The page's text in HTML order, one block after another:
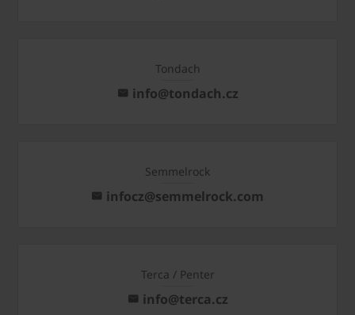
Tondach
info@tondach.cz
Semmelrock
infocz@semmelrock.com
Terca / Penter
info@terca.cz